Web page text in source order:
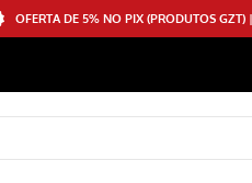
OFERTA DE 5% NO PIX (PRODUTOS GZT)